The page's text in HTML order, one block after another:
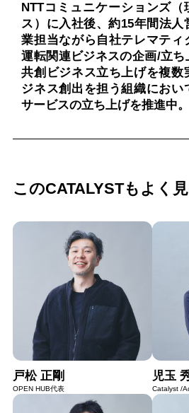
NTTコミュニケーションズ（
ス）に入社後、約15年間法人
業担当ながら自社テレマティ
運転関連ビジネスの企画/立
共創ビジネス立ち上げを複数
ジネス創出を担う組織におい
サービスの立ち上げを推進中。
このCATALYSTもよく
戸松 正剛
OPEN HUB代表
児玉
Catalyst /